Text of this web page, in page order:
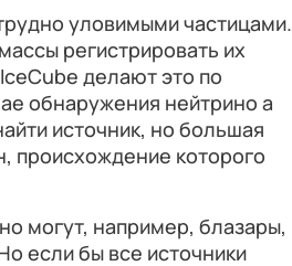
уловимыми частицами.
регистрировать их
делают это по
обнаружения нейтрино а
источник, но большая
происхождение которого
могут, например, блазары,
если бы все источники